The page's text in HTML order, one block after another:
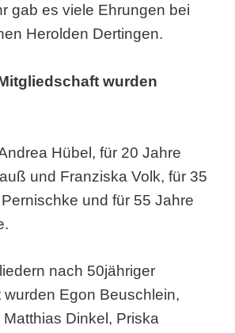
gab es viele Ehrungen bei
Herolden Dertingen.
wurden
Hübel, für 20 Jahre
und Franziska Volk, für 35
und für 55 Jahre
nach 50jähriger
wurden Egon Beuschlein,
Dinkel, Priska